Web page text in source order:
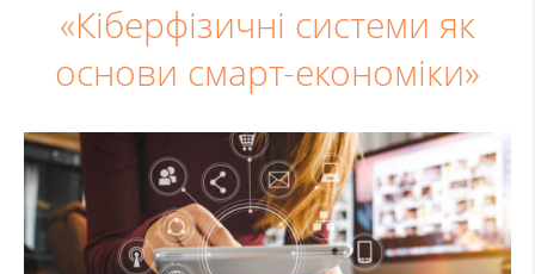
«Кіберфізичні системи як
основи смарт-економіки»